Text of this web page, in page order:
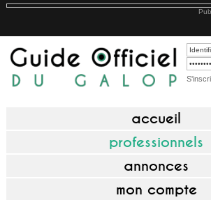
accueil
professionnels
annonces
mon compte